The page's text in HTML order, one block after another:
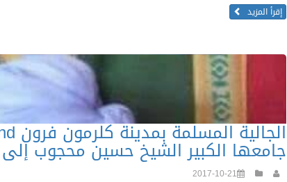
إقرأ المزيد
جامعها الكبير الشيخ حسين محجوب إلى
2017-10-21